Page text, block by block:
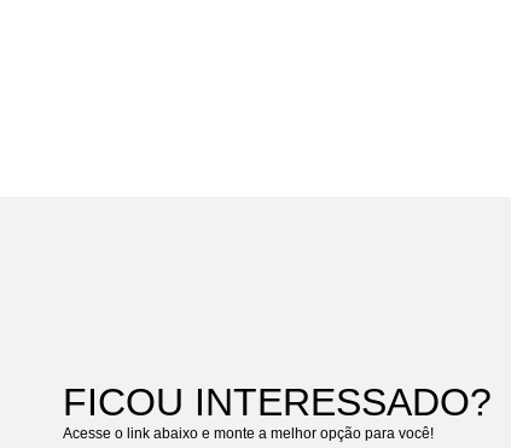
FICOU INTERESSADO?
Acesse o link abaixo e monte a melhor opção para você!